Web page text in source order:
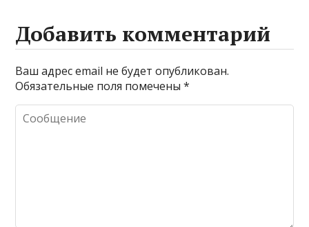
Добавить комментарий
Ваш адрес email не будет опубликован.
Обязательные поля помечены*